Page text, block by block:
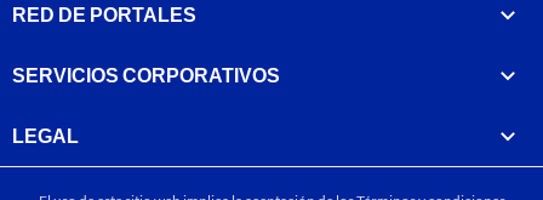
RED DE PORTALES
SERVICIOS CORPORATIVOS
LEGAL